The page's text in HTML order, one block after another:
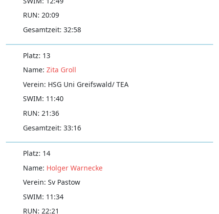
20:09
32:58
13
Zita Groll
HSG Uni Greifswald/ TEA
11:40
21:36
33:16
14
Holger Warnecke
Sv Pastow
11:34
22:21